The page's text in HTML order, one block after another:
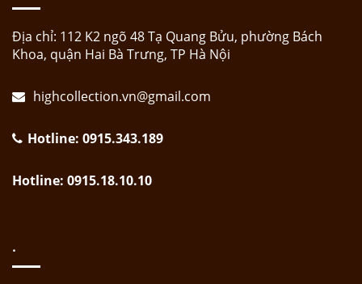
Địa chỉ: 112 K2 ngõ 48 Tạ Quang Bửu, phường Bách
Khoa, quận Hai Bà Trưng, TP Hà Nội
highcollection.vn@gmail.com
Hotline: 0915.343.189
Hotline: 0915.18.10.10
.